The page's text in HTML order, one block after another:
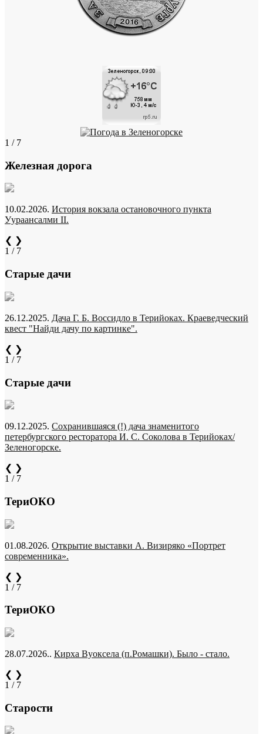
1 / 7
Железная дорога
10.02.2026. История вокзала остановочного пункта
Уураансалми II.
❮ ❯
1 / 7
Старые дачи
26.12.2025. Дача Г. Б. Воссидло в Терийоках. Краеведческий
квест "Найди дачу по картинке".
❮ ❯
1 / 7
Старые дачи
09.12.2025. Сохранившаяся (!) дача знаменитого
петербургского ресторатора И. С. Соколова в Терийоках/
Зеленогорске.
❮ ❯
1 / 7
ТериОКО
01.08.2026. Открытие выставки А. Визиряко «Портрет
современника».
❮ ❯
1 / 7
ТериОКО
28.07.2026.. Кирха Вуоксела (п.Ромашки). Было - стало.
❮ ❯
1 / 7
Старости